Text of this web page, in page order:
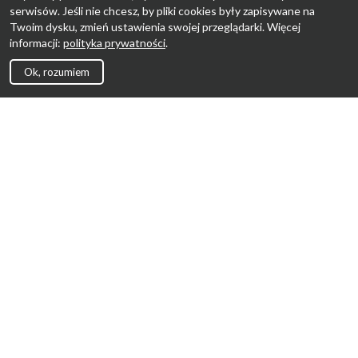
serwisów. Jeśli nie chcesz, by pliki cookies były zapisywane na
Twoim dysku, zmień ustawienia swojej przeglądarki. Więcej
informacji: polityka prywatności.
Ok, rozumiem